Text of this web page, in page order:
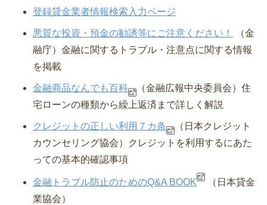
登録貸金業者情報検索入力ページ
悪質な投資・預金の勧誘等にご注意ください！
（金
融庁）⾦融に関するトラブル・注意点に関する情報
を掲載
金融商品なんでも百科 （金融広報中央委員会） 住
宅ローンの種類から繰上返済まで詳しく解説
クレジットの正しい利用７カ条
（日本クレジット
カウンセリング協会）
クレジットを利用するにあた
っての基本的確認事項
金融トラブル防止のためのQ&A BOOK
（日本貸金
業協会）